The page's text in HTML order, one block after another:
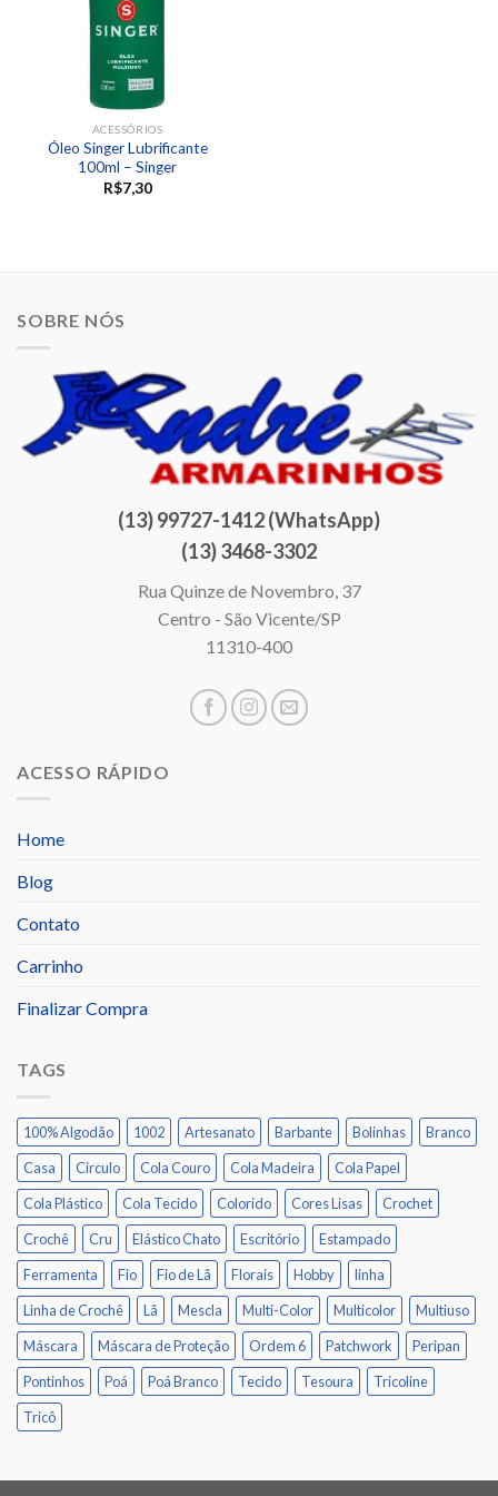
ACESSÓRIOS
Óleo Singer Lubrificante
100ml – Singer
R$7,30
SOBRE NÓS
(13) 99727-1412 (WhatsApp)
(13) 3468-3302
Rua Quinze de Novembro, 37
Centro - São Vicente/SP
11310-400
ACESSO RÁPIDO
Home
Blog
Contato
Carrinho
Finalizar Compra
TAGS
100% Algodão 1002 Artesanato Barbante Bolinhas
Branco
Casa
Circulo Cola Couro Cola Madeira
Cola Papel
Cola Plástico
Cola Tecido Colorido Cores Lisas
Crochet
Crochê
Cru Elástico Chato Escritório
Estampado
Ferramenta
Fio Fio de Lã Florais Hobby
linha
Linha de Crochê
Lã Mescla Multi-Color Multicolor
Multiuso
Máscara
Máscara de Proteção Ordem 6 Patchwork
Peripan
Pontinhos
Poá Poá Branco Tecido Tesoura
Tricoline
Tricô